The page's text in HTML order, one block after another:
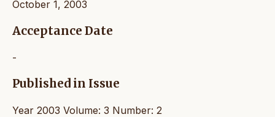
October 1, 2003
Acceptance Date
-
Published in Issue
Year 2003 Volume: 3 Number: 2